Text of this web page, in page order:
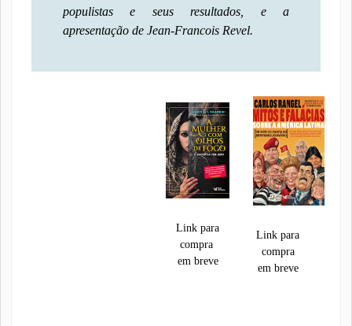
populistas e seus resultados, e a
apresentação de Jean-Francois Revel.
Link para
compra
em breve
Link para
compra
em breve